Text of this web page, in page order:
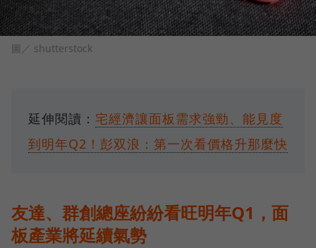
圖／ shutterstock
延伸閱讀： 宅經濟讓面板需求強勁、能見度
到明年Q2！彭双浪：第一次看價格升那麼快
友達、群創總座紛紛看旺明年Q1，面
板產業將延續氣勢